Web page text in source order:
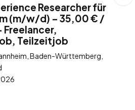
Researcher für
(m/w/d) – 35,00 € /
Freelancer,
Teilzeitjob
Baden-Württemberg,